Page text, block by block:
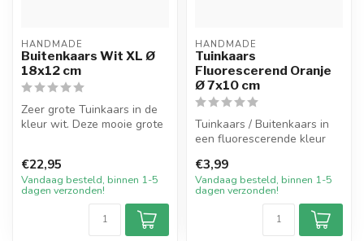
HANDMADE
Buitenkaars Wit XL Ø
18x12 cm
Zeer grote Tuinkaars in de
kleur wit. Deze mooie grote
€22,95
Vandaag besteld, binnen 1-5
dagen verzonden!
HANDMADE
Tuinkaars
Fluorescerend Oranje
Ø 7x10 cm
Tuinkaars / Buitenkaars in
een fluorescerende kleur
gekle...
€3,99
Vandaag besteld, binnen 1-5
dagen verzonden!